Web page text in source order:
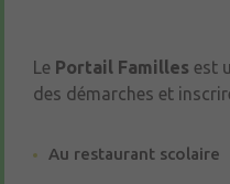
Le Portail Familles est
des démarches et
Au restaurant scolaire